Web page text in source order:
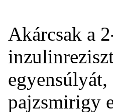
Akárcsak a
pajzsmirigy